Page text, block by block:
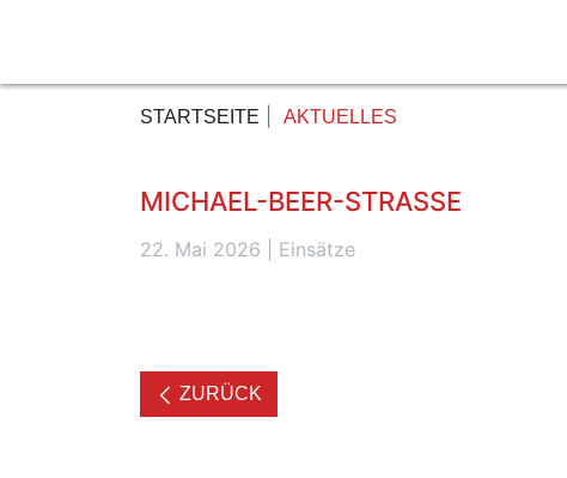
STARTSEITE AKTUELLES
MICHAEL-BEER-STRASSE
22. Mai 2026 Einsätze
ZURÜCK